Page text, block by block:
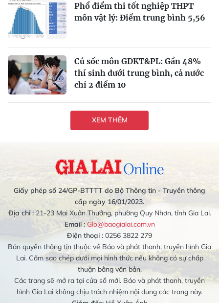
Phổ điểm thi tốt nghiệp THPT
môn vật lý: Điểm trung bình 5,56
Cú sốc môn GDKT&PL: Gần 48%
thí sinh dưới trung bình, cả nước
chỉ 2 điểm 10
XEM THÊM
Giấy phép số 24/GP-BTTTT do Bộ Thông tin - Truyền thông
cấp ngày 16/01/2023.
Địa chỉ :21-23 Mai Xuân Thưởng, phường Quy Nhơn, tỉnh Gia Lai.
Email : Glo@baogialai.com.vn
Điện thoại : 0256 3822 279
Bản quyền thông tin thuộc về Báo và phát thanh, truyền hình Gia
Lai. Cấm sao chép dưới mọi hình thức nếu không có sự chấp
thuận bằng văn bản.
Các trang sẽ mở ra tại cửa sổ mới. Báo và phát thanh, truyền
hình Gia Lai không chịu trách nhiệm nội dung các trang này.